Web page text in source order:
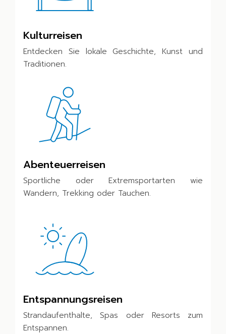
Kulturreisen
Entdecken Sie lokale Geschichte, Kunst und
Traditionen.
Abenteuerreisen
Sportliche oder Extremsportarten wie
Wandern, Trekking oder Tauchen.
Entspannungsreisen
Strandaufenthalte, Spas oder Resorts zum
Entspannen.